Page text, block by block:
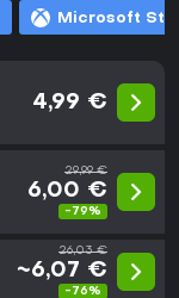
Microsoft
4,99 €
29,99 €
6,00 €
-79%
26,03 €
~6,07 €
-76%